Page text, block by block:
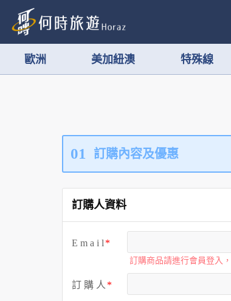
歐洲 美加紐澳 特殊線
01 訂購內容及優惠
訂購人資料
E m a i l
訂購商品請進行會員登入
訂 購 人